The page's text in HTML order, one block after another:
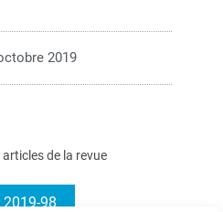
2019
de la revue
2019-98